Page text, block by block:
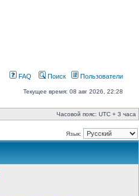
FAQ Поиск Пользователи
Текущее время: 08 авг 2026, 22:28
Часовой пояс: UTC + 3 часа
Язык: